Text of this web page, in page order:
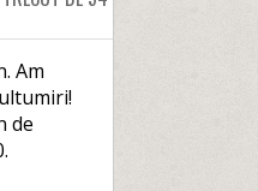
Am
de